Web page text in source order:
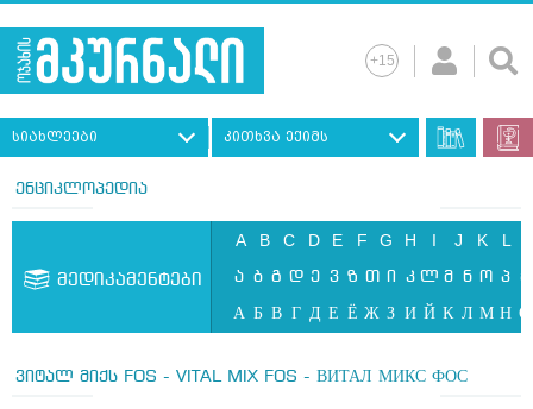
სიახლეები კითხვა ექიმს
ენციკლოპედია
მედიკამენტები
A B C D E F G H I J K L
ა ბ გ დ ე ვ ზ თ ი კ ლ მ ნ ო პ ჟ
А Б В Г Д Е Ё Ж З И Й К Л М Н О
ვიტალ მიქს FOS - VITAL MIX FOS - ВИТАЛ МИКС ФОС